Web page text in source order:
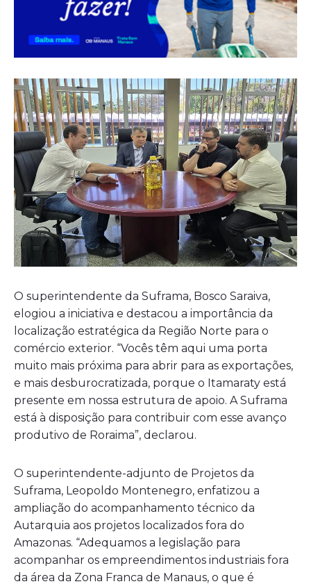
O superintendente da Suframa, Bosco Saraiva,
elogiou a iniciativa e destacou a importância da
localização estratégica da Região Norte para o
comércio exterior. “Vocês têm aqui uma porta
muito mais próxima para abrir para as exportações,
e mais desburocratizada, porque o Itamaraty está
presente em nossa estrutura de apoio. A Suframa
está à disposição para contribuir com esse avanço
produtivo de Roraima”, declarou.
O superintendente-adjunto de Projetos da
Suframa, Leopoldo Montenegro, enfatizou a
ampliação do acompanhamento técnico da
Autarquia aos projetos localizados fora do
Amazonas. “Adequamos a legislação para
acompanhar os empreendimentos industriais fora
da área da Zona Franca de Manaus, o que é